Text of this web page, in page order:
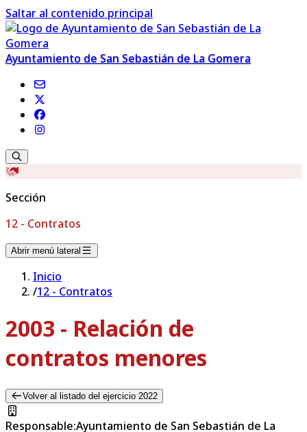
Saltar al contenido principal
Ayuntamiento de San Sebastián de La Gomera
Sección
12 - Contratos
Abrir menú lateral
Inicio
/12 - Contratos
2003 - Relación de
contratos menores
Volver al listado del ejercicio 2022
Responsable:Ayuntamiento de San Sebastián de La